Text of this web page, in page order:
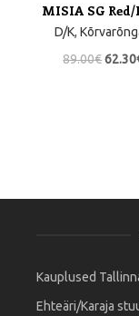
MISIA SG
D/K,
89.00€62.30
Kauplused
Ehteäri/Karaja